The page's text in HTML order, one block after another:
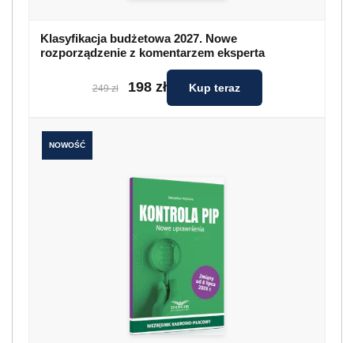
Klasyfikacja budżetowa 2027. Nowe
rozporządzenie z komentarzem eksperta
249 zł 198 zł Kup teraz
NOWOŚĆ